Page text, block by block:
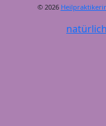
© 2026